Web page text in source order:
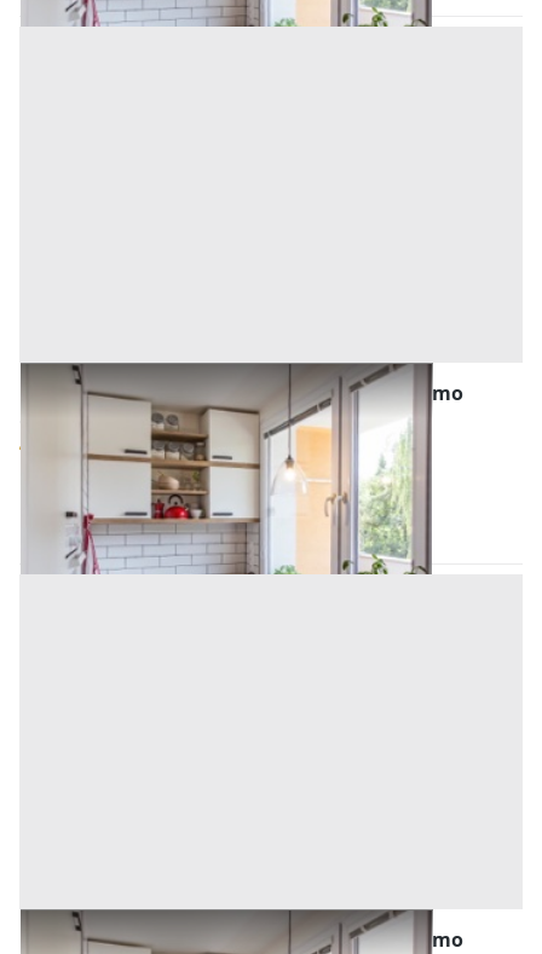
Abitazione di Tipo Popolare all'asta a Palermo
Belmonte Mezzagno (Palermo)
4.818,21 € 6.424,28 €
Codice asta:AN9201146
Asta chiusa
Abitazione di Tipo Popolare all'asta a Palermo